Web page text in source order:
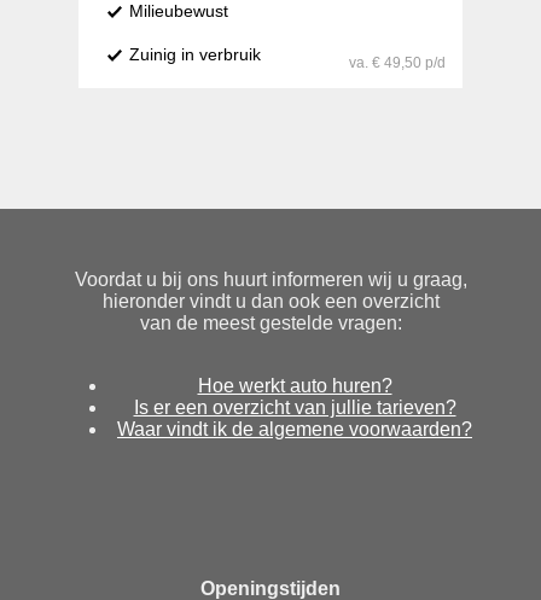
Milieubewust
Zuinig in verbruik va. € 49,50 p/d
Voordat u bij ons huurt informeren wij u graag,
hieronder vindt u dan ook een overzicht
van de meest gestelde vragen:
Hoe werkt auto huren?
Is er een overzicht van jullie tarieven?
Waar vindt ik de algemene voorwaarden?
Openingstijden